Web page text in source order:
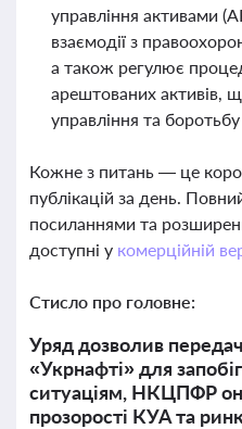
управління активами
взаємодії з
а також регулює
арештованих активів,
управління та
Кожне з питань — це
публікацій за день.
посиланнями та
доступні у комерційній
Стисло про головне:
Уряд дозволив
«Укрнафті» для
ситуаціям, НКЦПФР
прозорості КУА та